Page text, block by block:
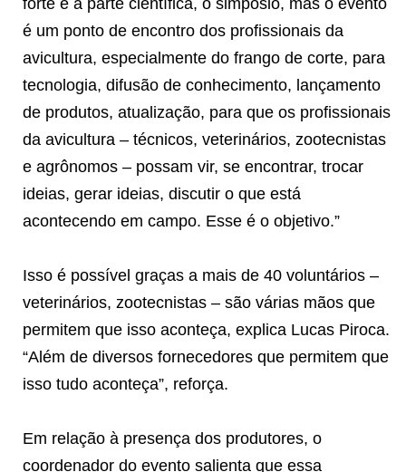
é um ponto de encontro dos profissionais da
avicultura, especialmente do frango de corte, para
tecnologia, difusão de conhecimento, lançamento
de produtos, atualização, para que os profissionais
da avicultura – técnicos, veterinários, zootecnistas
e agrônomos – possam vir, se encontrar, trocar
ideias, gerar ideias, discutir o que está
acontecendo em campo. Esse é o objetivo.”
Isso é possível graças a mais de 40 voluntários –
veterinários, zootecnistas – são várias mãos que
permitem que isso aconteça, explica Lucas Piroca.
“Além de diversos fornecedores que permitem que
isso tudo aconteça”, reforça.
Em relação à presença dos produtores, o
coordenador do evento salienta que essa